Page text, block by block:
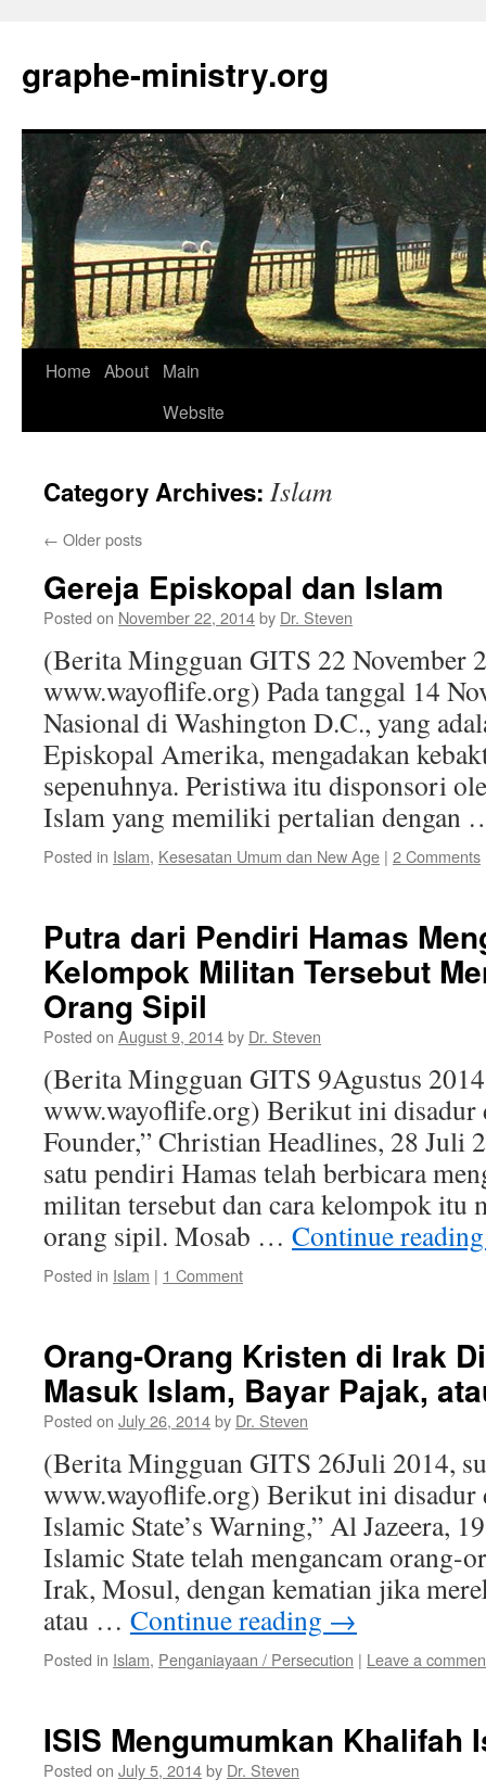
content
graphe-ministry.org
Home About
Main
Website
Category Archives: Islam
← Older posts
Gereja Episkopal dan Islam
Posted on November 22, 2014by Dr. Steven
(Berita Mingguan GITS 22 November
www.wayoflife.org) Pada tanggal 14
Nasional di Washington D.C., yang
Episkopal Amerika, mengadakan
sepenuhnya. Peristiwa itu disponsori
Islam yang memiliki pertalian
Posted in Islam, Kesesatan Umum dan New Age | 2 Comments
Putra dari Pendiri Hamas
Kelompok Militan Tersebut
Orang Sipil
Posted on August 9, 2014by Dr. Steven
(Berita Mingguan GITS 9Agustus
www.wayoflife.org) Berikut ini disadur
Founder,” Christian Headlines, 28 Juli
satu pendiri Hamas telah berbicara
militan tersebut dan cara kelompok itu
orang sipil. Mosab … Continue
Posted in Islam | 1 Comment
Orang-Orang Kristen di Irak
Masuk Islam, Bayar Pajak,
Posted on July 26, 2014by Dr. Steven
(Berita Mingguan GITS 26Juli 2014,
www.wayoflife.org) Berikut ini disadur
Islamic State’s Warning,” Al Jazeera,
Islamic State telah mengancam orang-
Irak, Mosul, dengan kematian jika
atau … Continue reading →
Posted in Islam, Penganiayaan / Persecution | Leave a
ISIS Mengumumkan Khalifah
Posted on July 5, 2014by Dr. Steven